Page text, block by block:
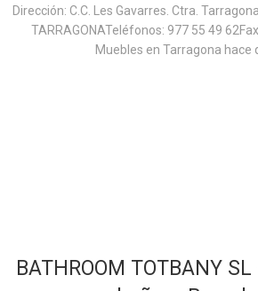
Dirección: C.C. Les Gavarres. Ctra.
TARRAGONATeléfonos: 977 55 49
Muebles en Tarragona hace
BATHROOM TOTBANY